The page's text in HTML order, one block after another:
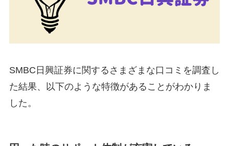
SMBC日興証券に関するさまざまな口コミを調査し
た結果、以下のような特徴があることがわかりま
した。